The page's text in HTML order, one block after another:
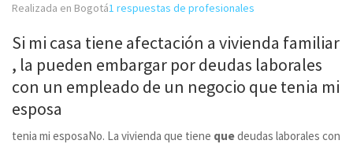
Realizada en Bogotá1 respuestas de profesionales
Si mi casa tiene afectación a vivienda familiar
, la pueden embargar por deudas laborales
con un empleado de un negocio que tenia mi
esposa
tenia mi esposaNo. La vivienda que tiene quedeudas laborales con